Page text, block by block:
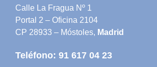
Calle La Fragua Nº 1
Portal 2 – Oficina 2104
CP 28933 – Móstoles, Madrid
Teléfono: 91 617 04 23